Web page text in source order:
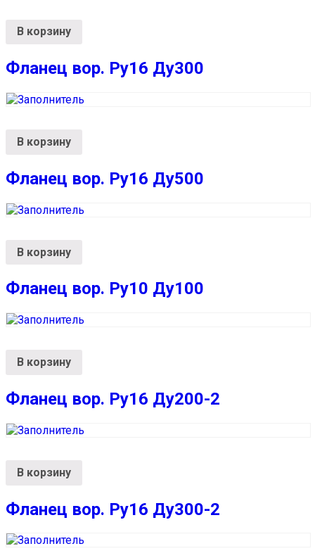
В корзину
Фланец вор. Ру16 Ду300
В корзину
Фланец вор. Ру16 Ду500
В корзину
Фланец вор. Ру10 Ду100
В корзину
Фланец вор. Ру16 Ду200-2
В корзину
Фланец вор. Ру16 Ду300-2